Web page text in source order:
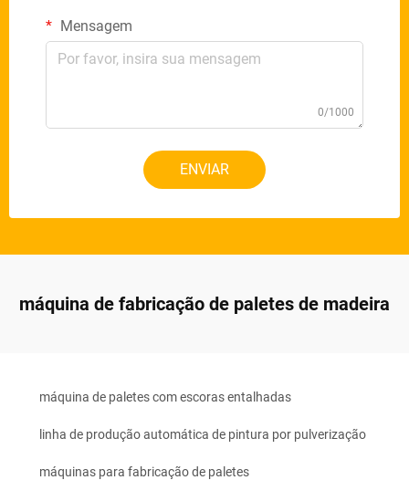
Mensagem
0/1000
ENVIAR
máquina de fabricação de paletes de madeira
máquina de paletes com escoras entalhadas
linha de produção automática de pintura por pulverização
máquinas para fabricação de paletes